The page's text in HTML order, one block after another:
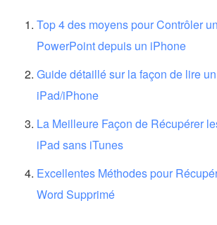
Top 4 des moyens pour Contrôler
PowerPoint depuis un iPhone
Guide détaillé sur la façon de lire
iPad/iPhone
La Meilleure Façon de Récupérer
iPad sans iTunes
Excellentes Méthodes pour
Word Supprimé